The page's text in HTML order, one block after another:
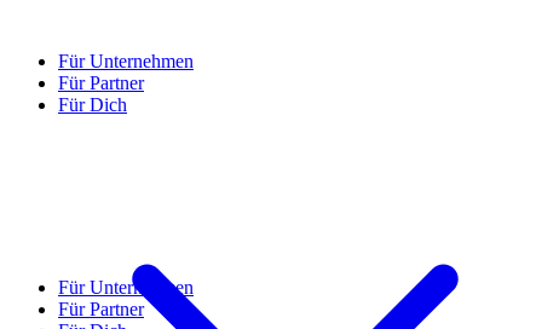
Für Unternehmen
Für Partner
Für Dich
Für Unternehmen
Für Partner